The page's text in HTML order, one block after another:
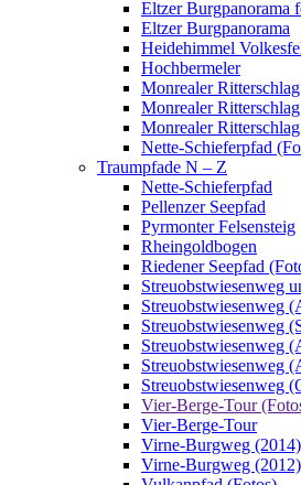
Eltzer Burgpanorama
Eltzer Burgpanorama
Heidehimmel
Hochbermeler
Monrealer
Monrealer
Monrealer
Nette-Schieferpfad
Traumpfade N – Z
Nette-Schieferpfad
Pellenzer Seepfad
Pyrmonter Felsensteig
Rheingoldbogen
Riedener Seepfad
Streuobstwiesenweg
Streuobstwiesenweg
Streuobstwiesenweg
Streuobstwiesenweg
Streuobstwiesenweg
Streuobstwiesenweg
Vier-Berge-Tour
Vier-Berge-Tour
Virne-Burgweg (2014)
Virne-Burgweg (2012)